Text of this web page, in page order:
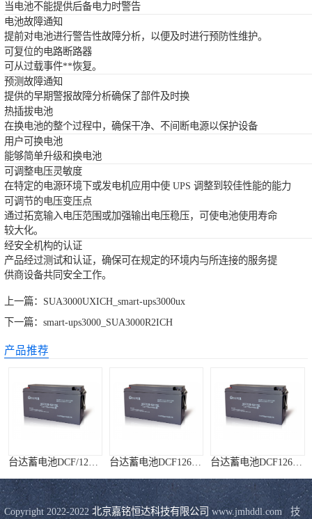
当电池不能提供后备电力时警告
电池故障通知
提前对电池进行警告性故障分析，以便及时进行预防性维护。
可复位的电路断路器
可从过载事件**恢复。
预测故障通知
提供的早期警报故障分析确保了部件及时换
热插拔电池
在换电池的整个过程中，确保干净、不间断电源以保护设备
用户可换电池
能够简单升级和换电池
可调整电压灵敏度
在特定的电源环境下或发电机应用中使 UPS 调整到较佳性能的能力
可调节的电压变压点
通过拓宽输入电压范围或加强输出电压稳压，可使电池使用寿命
较大化。
经安全机构的认证
产品经过测试和认证，确保可在规定的环境内与所连接的服务提
供商设备共同安全工作。
上一篇： SUA3000UXICH_smart-ups3000ux
下一篇： smart-ups3000_SUA3000R2ICH
产品推荐
Copyright 2022-2022 北京嘉铭恒达科技有限公司 www.jmhddl.com   技